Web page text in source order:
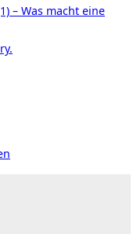
– Was macht eine